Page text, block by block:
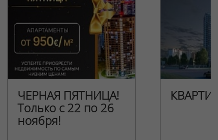
ЧЕРНАЯ ПЯТНИЦА!
Только с 22 по 26
ноября!